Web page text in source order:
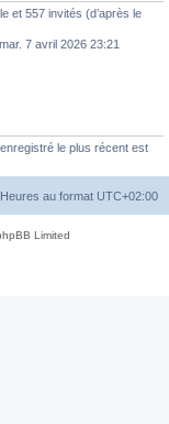
et 557 invités (d’après le
mar. 7 avril 2026 23:21
le plus récent est
Heures au format UTC+02:00
Limited